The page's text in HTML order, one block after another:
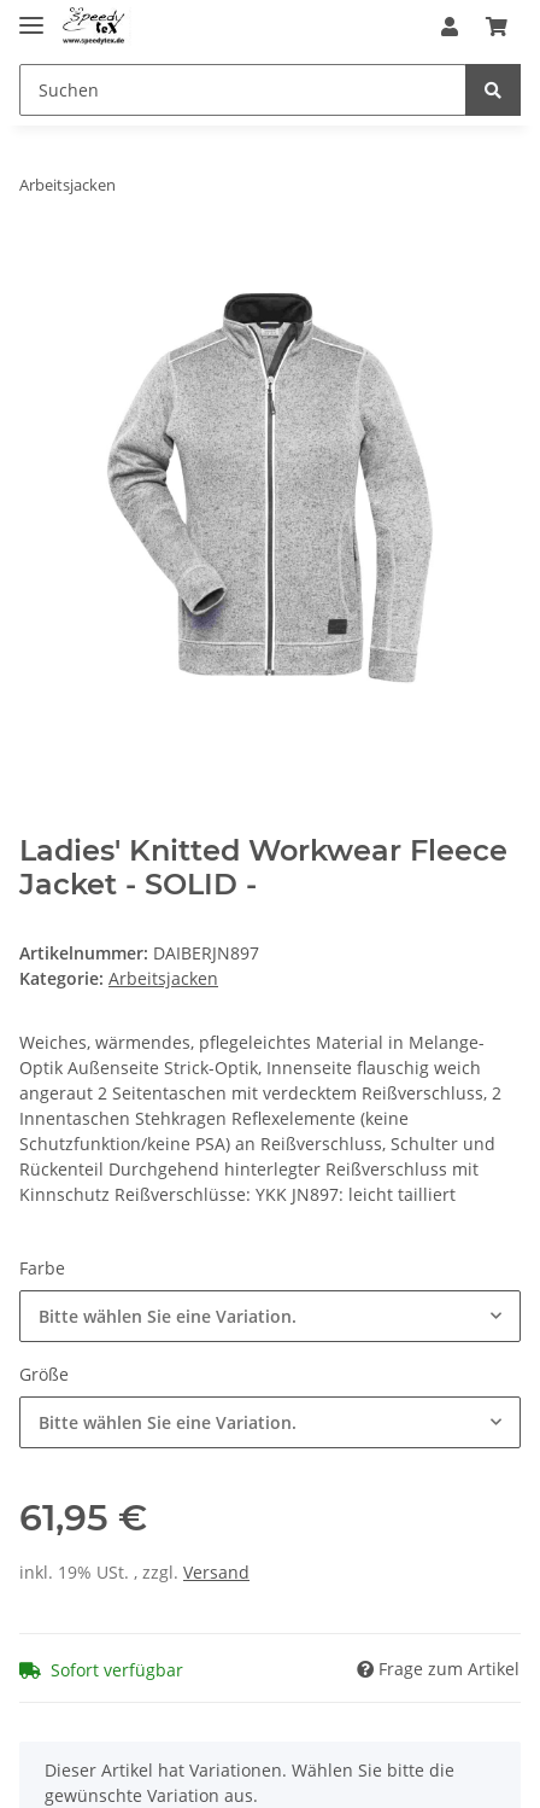
Arbeitsjacken
Ladies' Knitted Workwear Fleece
Jacket - SOLID -
Artikelnummer: DAIBERJN897
Kategorie: Arbeitsjacken
Weiches, wärmendes, pflegeleichtes Material in Melange-
Optik Außenseite Strick-Optik, Innenseite flauschig weich
angeraut 2 Seitentaschen mit verdecktem Reißverschluss, 2
Innentaschen Stehkragen Reflexelemente (keine
Schutzfunktion/keine PSA) an Reißverschluss, Schulter und
Rückenteil Durchgehend hinterlegter Reißverschluss mit
Kinnschutz Reißverschlüsse: YKK JN897: leicht tailliert
Farbe
Bitte wählen Sie eine Variation.
Größe
Bitte wählen Sie eine Variation.
61,95 €
inkl. 19% USt. , zzgl. Versand
Sofort verfügbar Frage zum Artikel
x
Dieser Artikel hat Variationen. Wählen Sie bitte die
gewünschte Variation aus.